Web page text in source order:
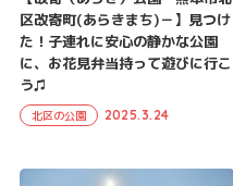
区改寄町(あらきまち)－】見つけ
た！子連れに安心の静かな公園
に、お花見弁当持って遊びに行こ
う♫
北区の公園 2025.3.24